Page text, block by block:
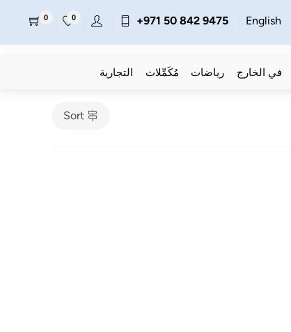
English
+971 50 842 9475
0
0
في الخارج رياضات مُكَمِّلات التجارية
Sort